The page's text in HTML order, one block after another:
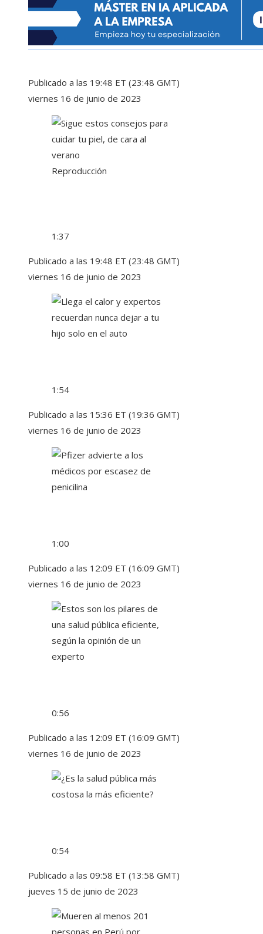
Publicado a las 19:48 ET (23:48 GMT)
viernes 16 de junio de 2023
Reproducción
1:37
Publicado a las 19:48 ET (23:48 GMT)
viernes 16 de junio de 2023
1:54
Publicado a las 15:36 ET (19:36 GMT)
viernes 16 de junio de 2023
1:00
Publicado a las 12:09 ET (16:09 GMT)
viernes 16 de junio de 2023
0:56
Publicado a las 12:09 ET (16:09 GMT)
viernes 16 de junio de 2023
0:54
Publicado a las 09:58 ET (13:58 GMT)
jueves 15 de junio de 2023